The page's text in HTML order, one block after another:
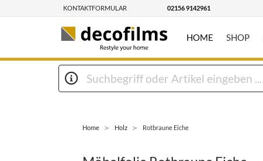
KONTAKTFORMULAR 02156 9142961
HOME SHOP
Home Holz Rotbraune Eiche